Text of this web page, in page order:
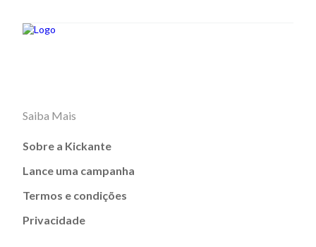
Saiba Mais
Sobre a Kickante
Lance uma campanha
Termos e condições
Privacidade